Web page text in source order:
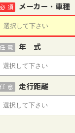
メーカー・車種
必 須
年 式
任 意
走行距離
任 意